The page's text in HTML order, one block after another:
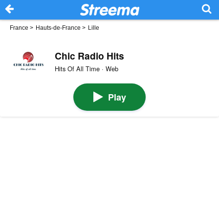
France > Hauts-de-France > Lille
Chic Radio Hits
Hits Of All Time · Web
Play